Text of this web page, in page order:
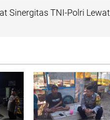
Sinergitas TNI-Polri Lewat